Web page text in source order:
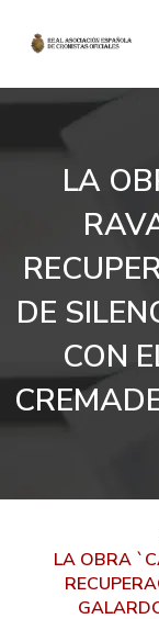
LA
DE
CON
LA OBRA